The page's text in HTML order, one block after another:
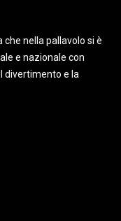
che nella pallavolo si è
e nazionale con
divertimento e la